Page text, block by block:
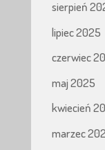
sierpień
lipiec 2025
czerwiec
maj 2025
kwiecień
marzec